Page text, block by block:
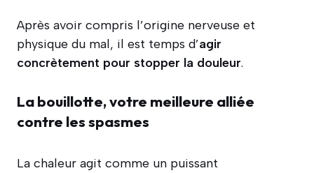
Après avoir compris l’origine nerveuse et
physique du mal, il est temps d’agir
concrètement pour stopper la douleur.
La bouillotte, votre meilleure alliée
contre les spasmes
La chaleur agit comme un puissant